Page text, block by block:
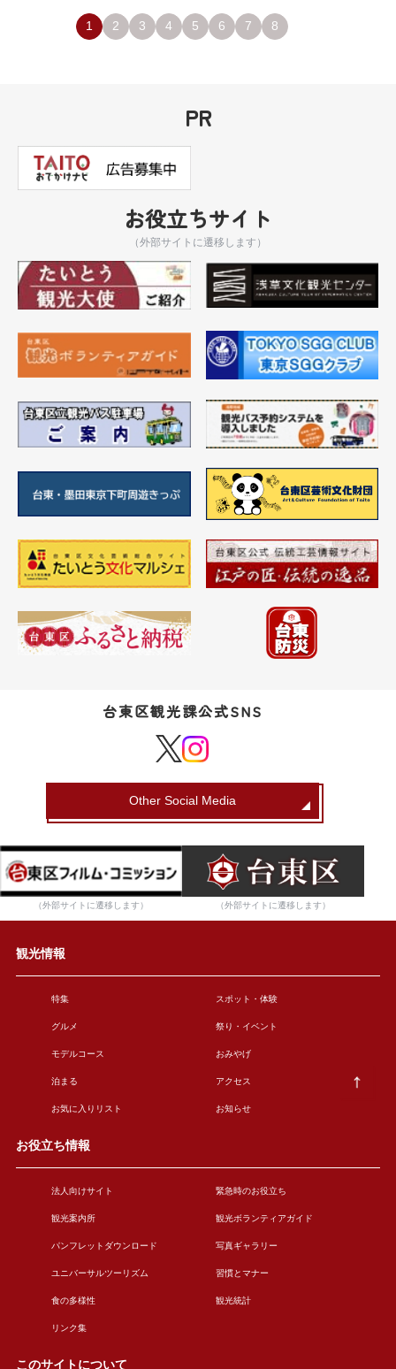
1 2 3 4 5 6 7 8
PR
お役立ちサイト
（外部サイトに遷移します）
台東区観光課公式SNS
Other Social Media
（外部サイトに遷移します） （外部サイトに遷移します）
観光情報
特集 スポット・体験
グルメ 祭り・イベント
モデルコース おみやげ
泊まる アクセス
お気に入りリスト お知らせ
お役立ち情報
法人向けサイト 緊急時のお役立ち
観光案内所 観光ボランティアガイド
パンフレットダウンロード 写真ギャラリー
ユニバーサルツーリズム 習慣とマナー
食の多様性 観光統計
リンク集
このサイトについて